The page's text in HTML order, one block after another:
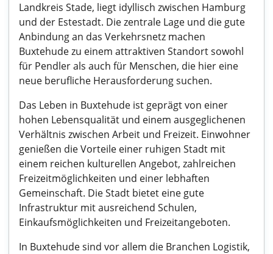
Landkreis Stade, liegt idyllisch zwischen Hamburg
und der Estestadt. Die zentrale Lage und die gute
Anbindung an das Verkehrsnetz machen
Buxtehude zu einem attraktiven Standort sowohl
für Pendler als auch für Menschen, die hier eine
neue berufliche Herausforderung suchen.
Das Leben in Buxtehude ist geprägt von einer
hohen Lebensqualität und einem ausgeglichenen
Verhältnis zwischen Arbeit und Freizeit. Einwohner
genießen die Vorteile einer ruhigen Stadt mit
einem reichen kulturellen Angebot, zahlreichen
Freizeitmöglichkeiten und einer lebhaften
Gemeinschaft. Die Stadt bietet eine gute
Infrastruktur mit ausreichend Schulen,
Einkaufsmöglichkeiten und Freizeitangeboten.
In Buxtehude sind vor allem die Branchen Logistik,